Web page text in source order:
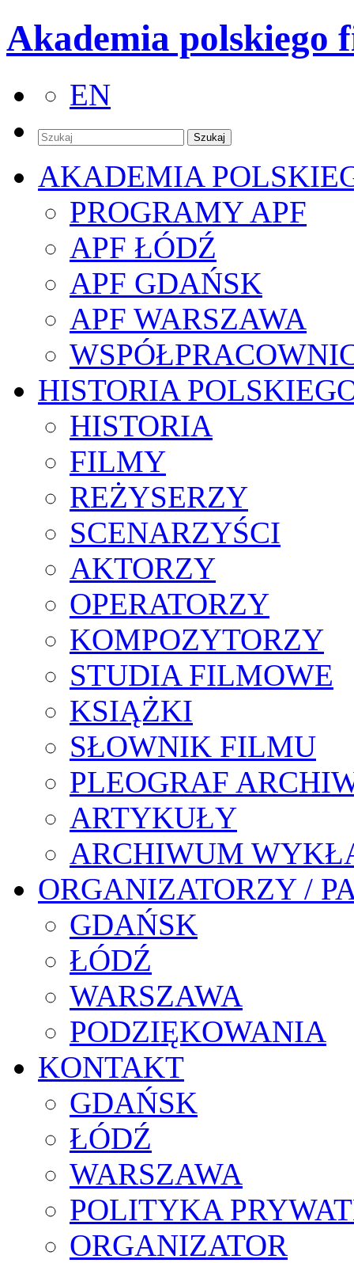
Akademia polskiego
EN
AKADEMIA
PROGRAMY APF
APF ŁÓDŹ
APF GDAŃSK
APF WARSZAWA
HISTORIA
HISTORIA
FILMY
REŻYSERZY
SCENARZYŚCI
AKTORZY
OPERATORZY
KOMPOZYTORZY
STUDIA FILMOWE
KSIĄŻKI
SŁOWNIK FILMU
PLEOGRAF
ARTYKUŁY
ARCHIWUM
ORGANIZATORZY /
GDAŃSK
ŁÓDŹ
WARSZAWA
PODZIĘKOWANIA
KONTAKT
GDAŃSK
ŁÓDŹ
WARSZAWA
POLITYKA
ORGANIZATOR